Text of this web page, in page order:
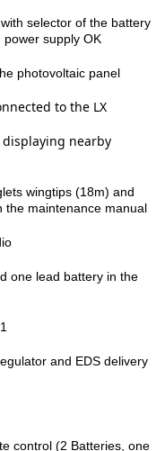
with selector of the battery
power supply OK
photovoltaic panel
to the LX
displaying nearby
wingtips (18m) and
the maintenance manual
one lead battery in the
and EDS delivery
control (2 Batteries , one